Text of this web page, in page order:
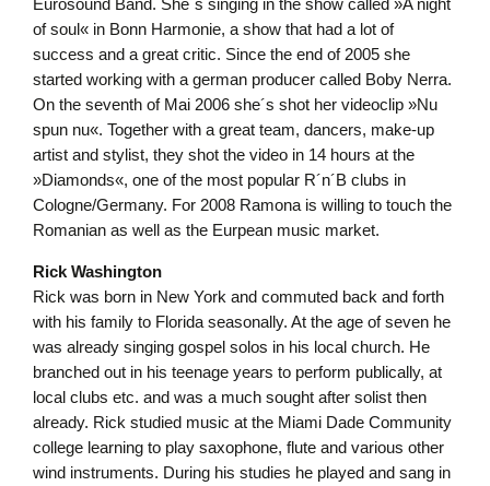
Eurosound Band. She´s singing in the show called »A night
of soul« in Bonn Harmonie, a show that had a lot of
success and a great critic. Since the end of 2005 she
started working with a german producer called Boby Nerra.
On the seventh of Mai 2006 she´s shot her videoclip »Nu
spun nu«. Together with a great team, dancers, make-up
artist and stylist, they shot the video in 14 hours at the
»Diamonds«, one of the most popular R´n´B clubs in
Cologne/Germany. For 2008 Ramona is willing to touch the
Romanian as well as the Eurpean music market.
Rick Washington
Rick was born in New York and commuted back and forth
with his family to Florida seasonally. At the age of seven he
was already singing gospel solos in his local church. He
branched out in his teenage years to perform publically, at
local clubs etc. and was a much sought after solist then
already. Rick studied music at the Miami Dade Community
college learning to play saxophone, flute and various other
wind instruments. During his studies he played and sang in